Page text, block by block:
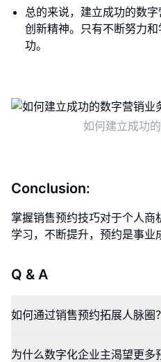
总的来说，建立成功的数
创新精神。只有不断努力
功。
如何建立成功
Conclusion:
掌握销售预约技巧对于个人
学习，不断提升，预约是事业
Q & A
如何通过销售预约拓展人脉圈？
为什么数字化企业主渴望更多